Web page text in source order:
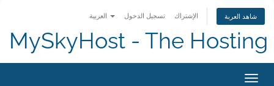
تسجيل الدخول الإشتراك شاهد العربة
MySkyHost - The Hosting